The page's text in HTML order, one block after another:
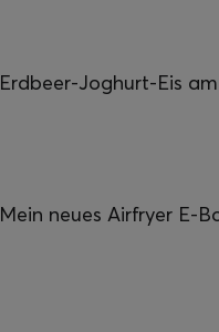
Erdbeer-Joghurt-Eis
Mein neues Airfryer E-